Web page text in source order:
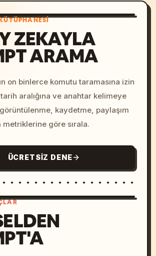
ZEKAYLA
ARAMA
on binlerce komutu taramasına izin
aralığına ve anahtar kelimeye
kaydetme, paylaşım
göre sırala.
ÜCRETSIZ DENE